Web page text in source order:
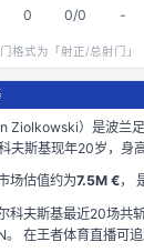
0 0/0 -
格式为「射正/总射门」
Ziolkowski）是波兰
夫斯基现年20岁 ，身
场估值约为7.5M €，
科夫斯基最近20场共
。 在王者体育直播可